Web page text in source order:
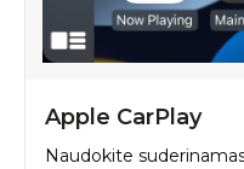
Apple CarPlay
Naudokite